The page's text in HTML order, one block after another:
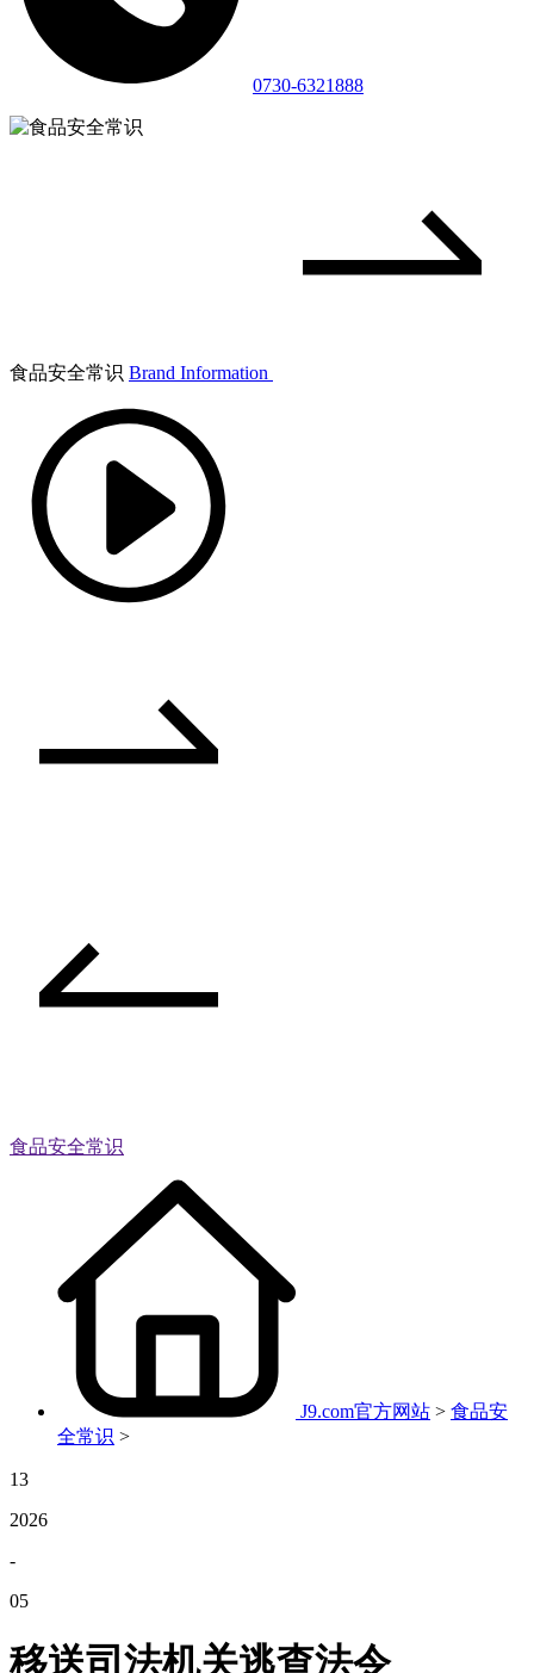
0730-6321888
食品安全常识 Brand Information
食品安全常识
J9.com官方网站 > 食品安
全常识 >
13
2026
-
05
移送司法机关逃查法令